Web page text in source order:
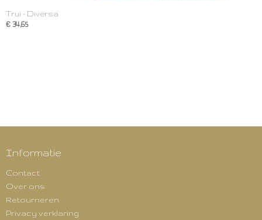
Trui - Diversa
€ 34,65
Informatie
Contact
Over ons
Retourneren
Privacy verklaring